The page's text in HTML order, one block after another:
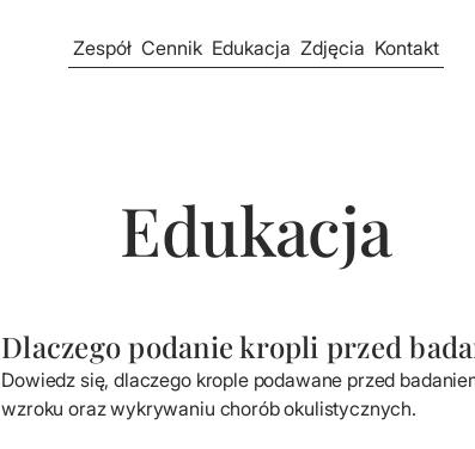
Zespół Cennik Edukacja Zdjęcia Kontakt
Edukacja
Dlaczego podanie kropli przed
Dowiedz się, dlaczego krople podawane przed
wzroku oraz wykrywaniu chorób okulistycznych.